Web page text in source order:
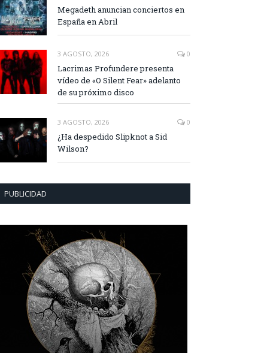
Megadeth anuncian conciertos en
España en Abril
3 AGOSTO, 2026 0
Lacrimas Profundere presenta
vídeo de «O Silent Fear» adelanto
de su próximo disco
3 AGOSTO, 2026 0
¿Ha despedido Slipknot a Sid
Wilson?
PUBLICIDAD